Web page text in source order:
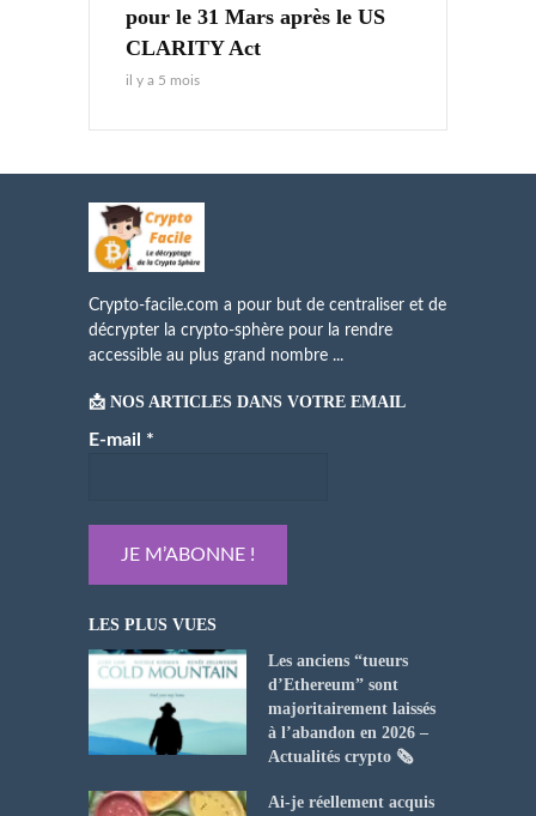
pour le 31 Mars après le US
CLARITY Act
il y a 5 mois
Crypto-facile.com a pour but de centraliser et de
décrypter la crypto-sphère pour la rendre
accessible au plus grand nombre ...
📩 NOS ARTICLES DANS VOTRE EMAIL
E-mail *
LES PLUS VUES
Les anciens “tueurs
d’Ethereum” sont
majoritairement laissés
à l’abandon en 2026 –
Actualités crypto 🗞️
Ai-je réellement acquis